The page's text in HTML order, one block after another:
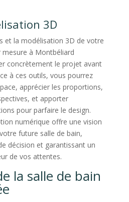
3D
et la modélisation 3D de votre
à Montbéliard
concrètement le projet avant
à ces outils, vous pourrez
apprécier les proportions,
et apporter
pour parfaire le design.
numérique offre une vision
future salle de bain,
décision et garantissant un
de vos attentes.
la salle de bain